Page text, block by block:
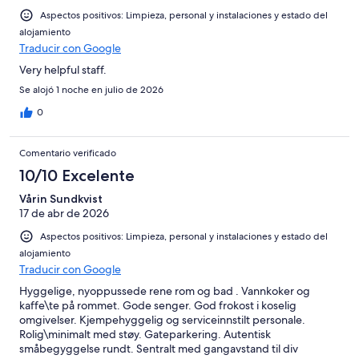
Aspectos positivos: Limpieza, personal y instalaciones y estado del
alojamiento
Traducir con Google
Very helpful staff.
Se alojó 1 noche en julio de 2026
0
Comentario verificado
10/10 Excelente
Vårin Sundkvist
17 de abr de 2026
Aspectos positivos: Limpieza, personal y instalaciones y estado del
alojamiento
Traducir con Google
Hyggelige, nyoppussede rene rom og bad . Vannkoker og
kaffe\te på rommet. Gode senger. God frokost i koselig
omgivelser. Kjempehyggelig og serviceinnstilt personale.
Rolig\minimalt med støy. Gateparkering. Autentisk
småbegyggelse rundt. Sentralt med gangavstand til div